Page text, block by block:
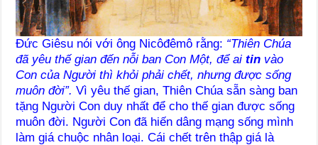
Đức Giêsu nói với ông Nicôđêmô rằng: “Thiên Chúa
đã yêu thế gian đến nỗi ban Con Một, để aitin vào
Con của Người thì khỏi phải chết, nhưng được sống
muôn đời”.Vì yêu thế gian, Thiên Chúa sẵn sàng ban
tặng Người Con duy nhất để cho thế gian được sống
muôn đời. Người Con đã hiến dâng mạng sống mình
làm giá chuộc nhân loại. Cái chết trên thập giá là